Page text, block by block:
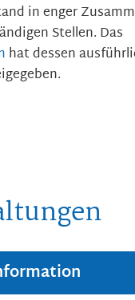
in enger
Stellen. Das
hat dessen